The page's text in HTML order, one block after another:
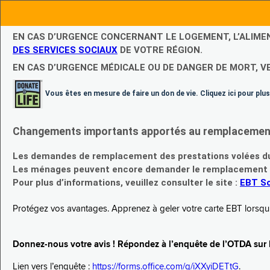
EN CAS D’URGENCE CONCERNANT LE LOGEMENT,
DES SERVICES SOCIAUX DE VOTRE RÉGION.
EN CAS D’URGENCE MÉDICALE OU DE DANGER DE MORT,
Vous êtes en mesure de faire un don de vie. Cliquez ici pour
Changements importants apportés au
Les demandes de remplacement des prestations volées
Les ménages peuvent encore demander le
Pour plus d’informations, veuillez consulter le site : EBT
Protégez vos avantages. Apprenez à geler votre carte EBT
Donnez-nous votre avis ! Répondez à l’enquête de l’OTDA
Lien vers l’enquête : https://forms.office.com/g/iXXyiDETtG.